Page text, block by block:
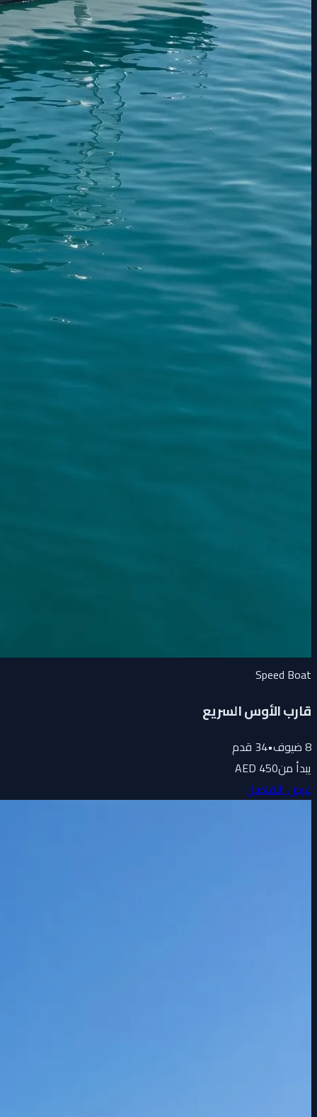
Speed Boat
قارب الأوس السريع
8ضيوف•
34 قدم
يبدأ من450 AED
عرض التفاصيل